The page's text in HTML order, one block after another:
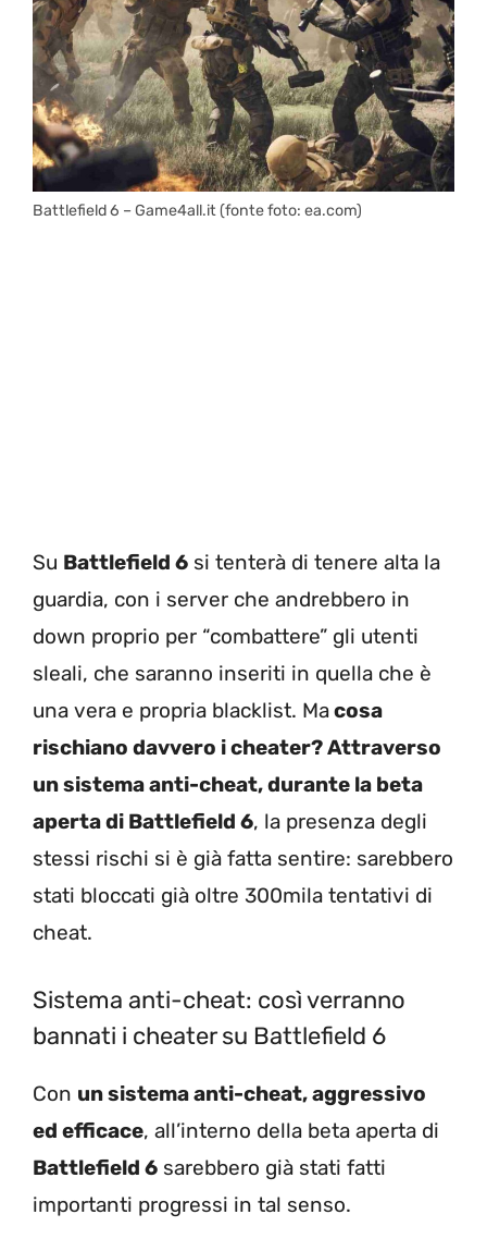
Battlefield 6 – Game4all.it (fonte foto: ea.com)
Su Battlefield 6 si tenterà di tenere alta la
guardia, con i server che andrebbero in
down proprio per “combattere” gli utenti
sleali, che saranno inseriti in quella che è
una vera e propria blacklist. Macosa
rischiano davvero i cheater? Attraverso
un sistema anti-cheat, durante la beta
aperta di Battlefield 6, la presenza degli
stessi rischi si è già fatta sentire: sarebbero
stati bloccati già oltre 300mila tentativi di
cheat.
Sistema anti-cheat: così verranno
bannati i cheater su Battlefield 6
Con un sistema anti-cheat, aggressivo
ed efficace, all’interno della beta aperta di
Battlefield 6 sarebbero già stati fatti
importanti progressi in tal senso.